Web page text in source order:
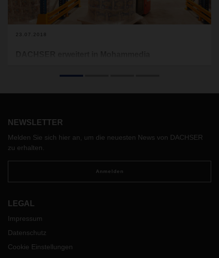
23.07.2018
Dach der dortigen Niederlassung zusammengefasst.
NEWSLETTER
Melden Sie sich hier an, um die neuesten News von DACHSER
zu erhalten.
Anmelden
LEGAL
Impressum
Datenschutz
Cookie Einstellungen